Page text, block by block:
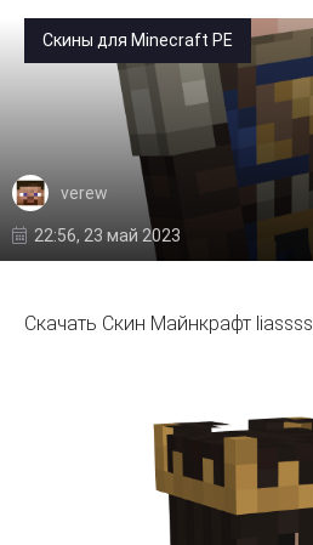
Скины для Minecraft PE
verew
22:56, 23 май 2023
Скачать Скин Майнкрафт liassss